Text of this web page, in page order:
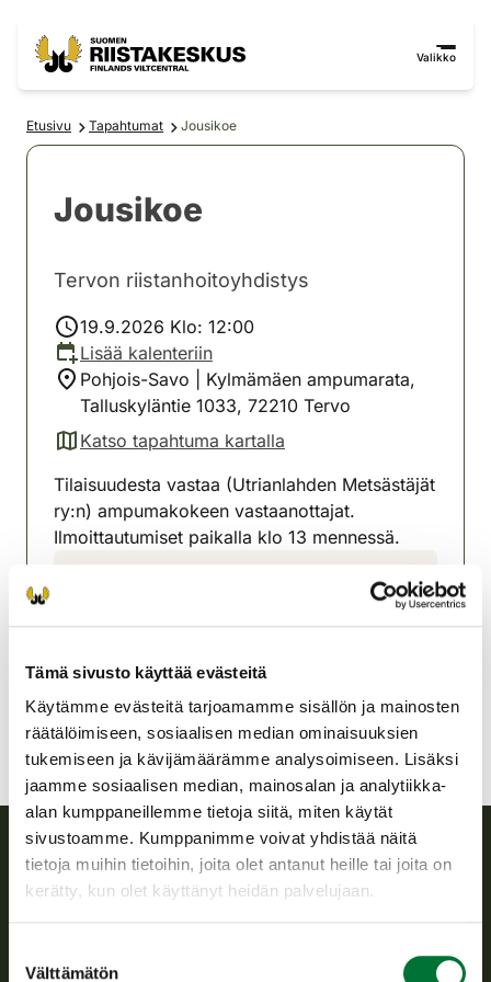
Tämä sivusto käyttää evästeitä
Käytämme evästeitä tarjoamamme sisällön ja mainosten
räätälöimiseen, sosiaalisen median ominaisuuksien
tukemiseen ja kävijämäärämme analysoimiseen. Lisäksi
jaamme sosiaalisen median, mainosalan ja analytiikka-
alan kumppaneillemme tietoja siitä, miten käytät
sivustoamme. Kumppanimme voivat yhdistää näitä
tietoja muihin tietoihin, joita olet antanut heille tai joita on
kerätty, kun olet käyttänyt heidän palvelujaan.
valinta
Välttämätön
Valikko
Etusivu Tapahtumat Jousikoe
Jousikoe
Tervon riistanhoitoyhdistys
19.9.2026 Klo: 12:00
Lisää kalenteriin
Pohjois-Savo | Kylmämäen ampumarata,
Talluskyläntie 1033, 72210 Tervo
Katso tapahtuma kartalla
(avautuu uuteen välilehteen)
Tilaisuudesta vastaa (Utrianlahden Metsästäjät
ry:n) ampumakokeen vastaanottajat.
Ilmoittautumiset paikalla klo 13 mennessä.
jukkakorhonen62@gmail.com
Suomen riistakeskus
riistanhoitoyhdistysten toimintaa ja huolehtii riistapolitiikan